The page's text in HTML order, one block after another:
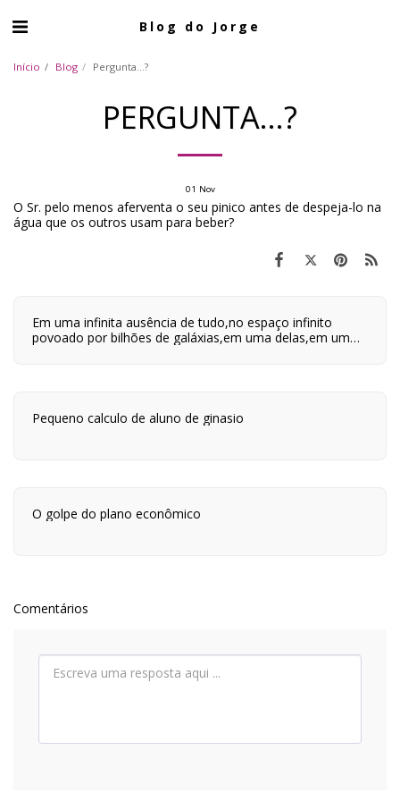
Blog do Jorge
Início Blog Pergunta...?
PERGUNTA...?
01 Nov
O Sr. pelo menos aferventa o seu pinico antes de despeja-lo na
água que os outros usam para beber?
Em uma infinita ausência de tudo,no espaço infinito
povoado por bilhões de galáxias,em uma delas,em um
Pequeno calculo de aluno de ginasio
O golpe do plano econômico
Comentários